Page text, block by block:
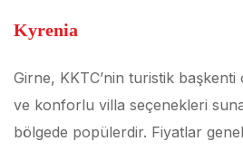
Kyrenia
Girne, KKTC’nin turistik başkenti
ve konforlu villa seçenekleri
bölgede popülerdir. Fiyatlar